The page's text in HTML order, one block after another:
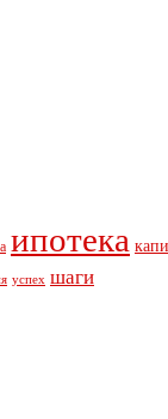
ипотека
успех шаги